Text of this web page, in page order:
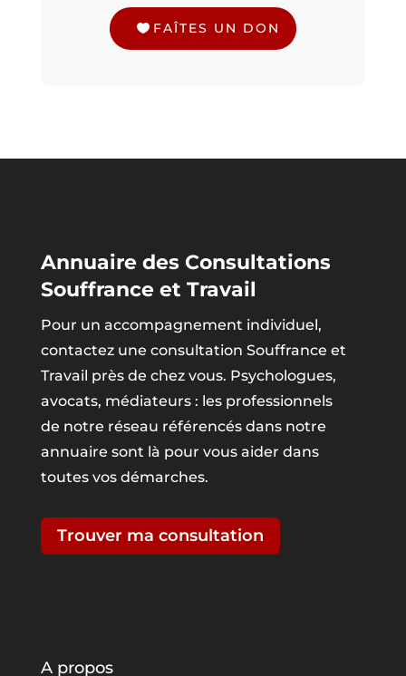
FAÎTES UN DON
Annuaire des Consultations
Souffrance et Travail
Pour un accompagnement individuel,
contactez une consultation Souffrance et
Travail près de chez vous. Psychologues,
avocats, médiateurs : les professionnels
de notre réseau référencés dans notre
annuaire sont là pour vous aider dans
toutes vos démarches.
Trouver ma consultation
A propos